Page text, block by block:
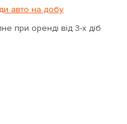
авто на добу
при оренді від 3-х діб